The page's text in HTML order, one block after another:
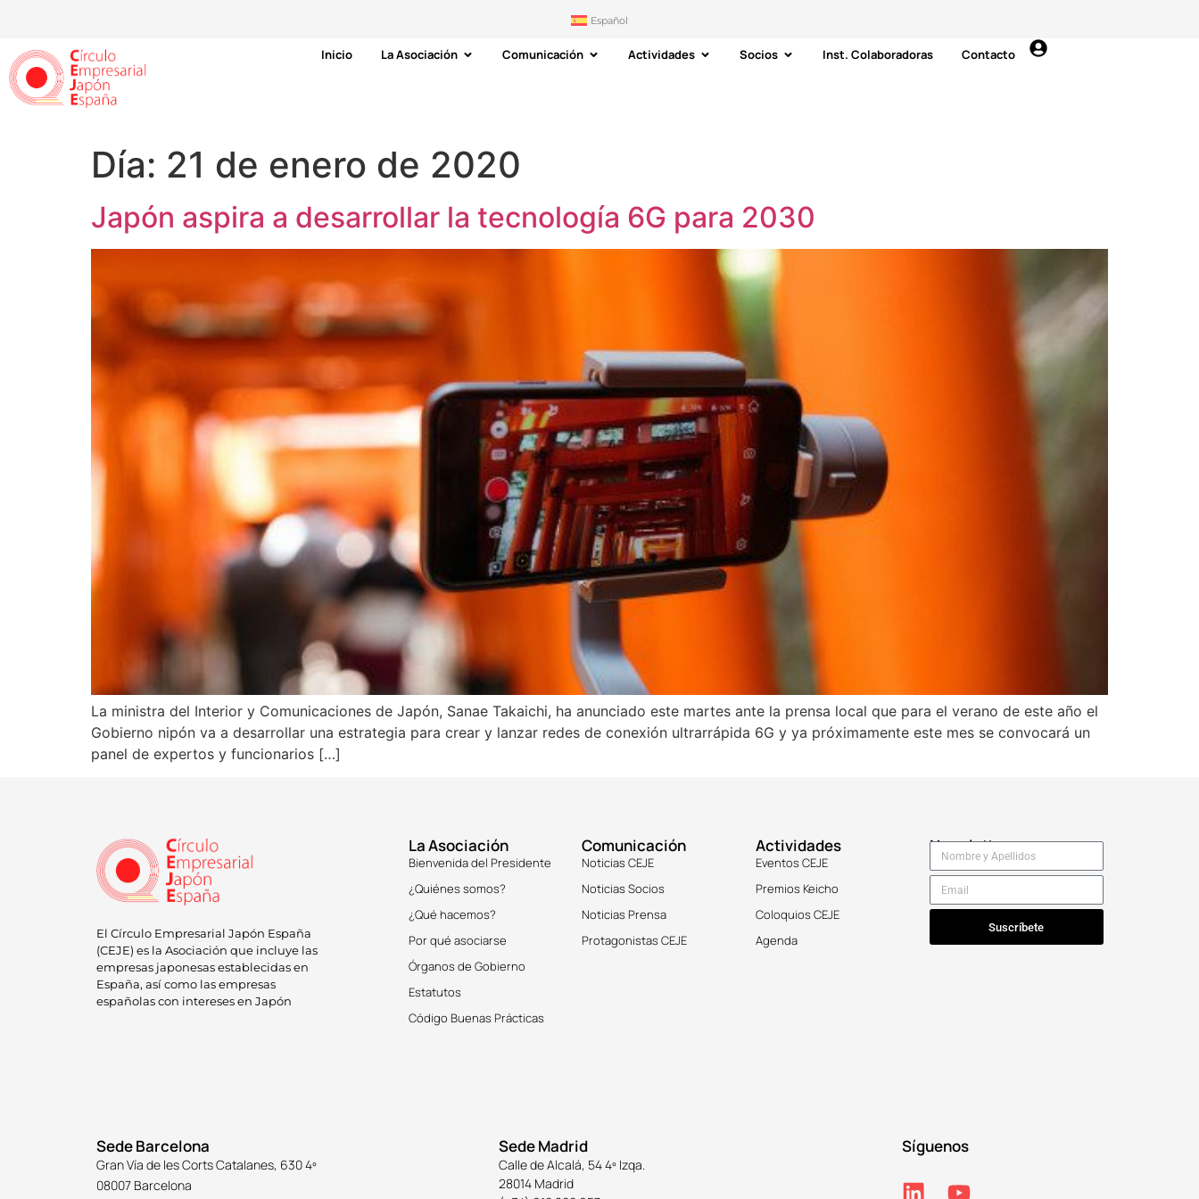
Español
Inicio La Asociación Comunicación Actividades Socios Inst. Colaboradoras Contacto
Día: 21 de enero de 2020
Japón aspira a desarrollar la tecnología 6G para 2030
La ministra del Interior y Comunicaciones de Japón, Sanae Takaichi, ha anunciado este martes ante la prensa local que para el verano de este año el
Gobierno nipón va a desarrollar una estrategia para crear y lanzar redes de conexión ultrarrápida 6G y ya próximamente este mes se convocará un
panel de expertos y funcionarios […]
El Círculo Empresarial Japón España
(CEJE) es la Asociación que incluye las
empresas japonesas establecidas en
España, así como las empresas
españolas con intereses en Japón
La Asociación
Bienvenida del Presidente
¿Quiénes somos?
¿Qué hacemos?
Por qué asociarse
Órganos de Gobierno
Estatutos
Código Buenas Prácticas
Comunicación
Noticias CEJE
Noticias Socios
Noticias Prensa
Protagonistas CEJE
Actividades
Eventos CEJE
Premios Keicho
Coloquios CEJE
Agenda
Newsletter
Suscríbete
Sede Barcelona
Gran Vía de les Corts Catalanes, 630 4º
08007 Barcelona
Sede Madrid
Calle de Alcalá, 54 4º Izqa.
28014 Madrid
Síguenos